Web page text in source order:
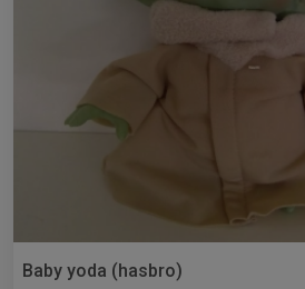
Baby yoda (hasbro)